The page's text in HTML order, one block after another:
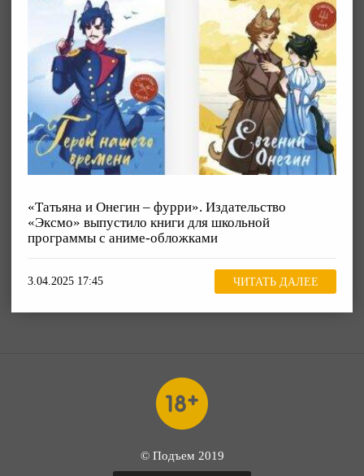
«Татьяна и Онегин – фурри». Издательство
«Эксмо» выпустило книги для школьной
программы с аниме-обложками
3.04.2025 17:45 ЧИТАТЬ ДАЛЕЕ
© Подъем 2019